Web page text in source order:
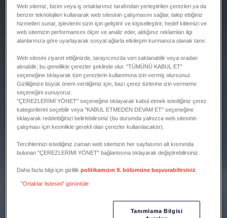
Web sitemiz, bizim veya iş ortaklarımız tarafından yerleştirilen çerezleri ya da
benzer teknolojileri kullanarak web sitesinin çalışmasını sağlar, talep ettiğiniz
hizmetleri sunar, işlevlerini sizin için geliştirir ve kişiselleştirir, hedef kitlemizi ve
web sitemizin performansını ölçer ve analiz eder, aldığınız reklamları ilgi
alanlarınıza göre uyarlayarak sosyal ağlarla etkileşim kurmanıza olanak tanır.
Web sitesini ziyaret ettiğinizde, tarayıcınızda veri saklanabilir veya oradan
alınabilir; bu genellikle çerezler şeklinde olur. "TÜMÜNÜ KABUL ET"
seçeneğine tıklayarak tüm çerezlerin kullanımına izin vermiş olursunuz.
Gizliliğinize büyük önem verdiğimiz için, bazı çerez türlerine izin vermeme
seçeneğini sunuyoruz.
"ÇEREZLERİMİ YÖNET" seçeneğine tıklayarak kabul etmek istediğiniz çerez
kategorilerini seçebilir veya "KABUL ETMEDEN DEVAM ET" seçeneğine
tıklayarak reddettiğinizi belirtebilirsiniz (bu durumda yalnızca web sitesinin
çalışması için kesinlikle gerekli olan çerezler kullanılacaktır).
Tercihlerinizi istediğiniz zaman web sitemizin her sayfasının alt kısmında
bulunan "ÇEREZLERİMİ YÖNET" bağlantısına tıklayarak değiştirebilirsiniz.
Daha fazla bilgi için gizlilikpolitikamızın 9. bölümüne başvurabilirsiniz
"Ortaklar listesini" görüntüle
Tanımlama Bilgisi